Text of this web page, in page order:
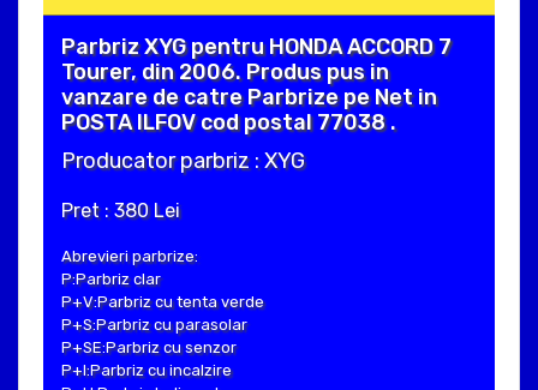
Parbriz XYG pentru HONDA ACCORD 7
Tourer, din 2006. Produs pus in
vanzare de catre Parbrize pe Net in
POSTA ILFOV cod postal 77038 .
Producator parbriz : XYG
Pret : 380 Lei
Abrevieri parbrize:
P:Parbriz clar
P+V:Parbriz cu tenta verde
P+S:Parbriz cu parasolar
P+SE:Parbriz cu senzor
P+I:Parbriz cu incalzire